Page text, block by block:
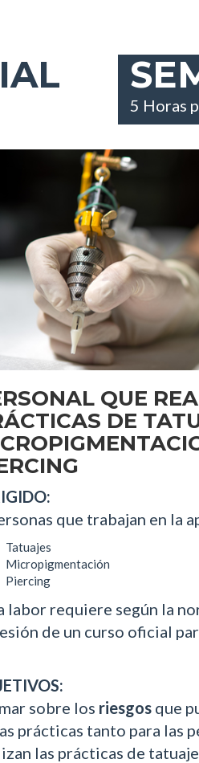
5 Horas
QUE
DE
que trabajan en la
Tatuajes
Micropigmentación
Piercing
labor requiere según la
de un curso oficial
sobre los riesgos que
prácticas tanto para las
las prácticas de tatuaje,